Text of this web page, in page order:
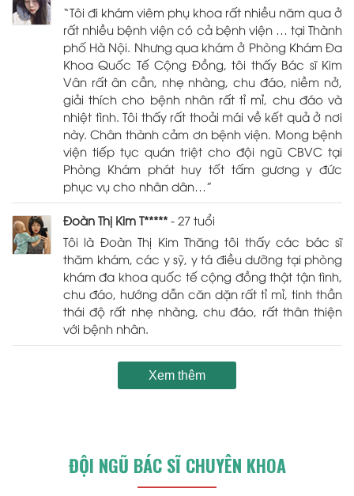
“Tôi đi khám viêm phụ khoa rất nhiều năm qua ở
rất nhiều bệnh viện có cả bệnh viện … tại Thành
phố Hà Nội. Nhưng qua khám ở Phòng Khám Đa
Khoa Quốc Tế Cộng Đồng, tôi thấy Bác sĩ Kim
Vân rất ân cần, nhẹ nhàng, chu đáo, niềm nở,
giải thích cho bệnh nhân rất tỉ mỉ, chu đáo và
nhiệt tình. Tôi thấy rất thoải mái về kết quả ở nơi
này. Chân thành cảm ơn bệnh viện. Mong bệnh
viện tiếp tục quán triệt cho đội ngũ CBVC tại
Phòng Khám phát huy tốt tấm gương y đức
phục vụ cho nhân dân…”
Đoàn Thị Kim T***** - 27 tuổi
Tôi là Đoàn Thị Kim Thăng tôi thấy các bác sĩ
thăm khám, các y sỹ, y tá điều dưỡng tại phòng
khám đa khoa quốc tế cộng đồng thật tận tình,
chu đáo, hướng dẫn căn dặn rất tỉ mỉ, tinh thần
thái độ rất nhẹ nhàng, chu đáo, rất thân thiện
với bệnh nhân.
Xem thêm
ĐỘI NGŨ BÁC SĨ CHUYÊN KHOA